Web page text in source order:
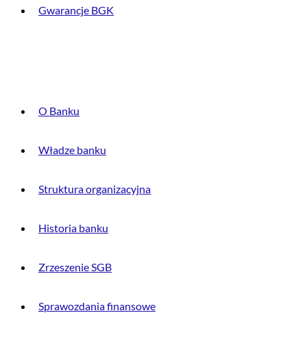
Gwarancje BGK
O Banku
Władze banku
Struktura organizacyjna
Historia banku
Zrzeszenie SGB
Sprawozdania finansowe